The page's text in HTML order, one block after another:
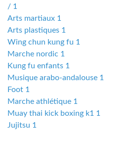
/ 1
Arts martiaux 1
Arts plastiques 1
Wing chun kung fu 1
Marche nordic 1
Kung fu enfants 1
Musique arabo-andalouse 1
Foot 1
Marche athlétique 1
Muay thai kick boxing k1 1
Jujitsu 1